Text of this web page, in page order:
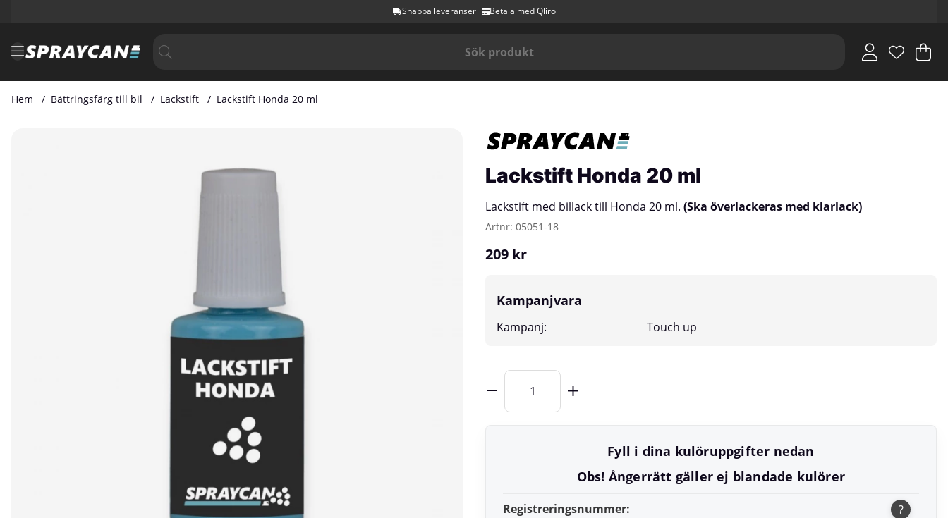
Snabba leveranser Betala med Qliro
.
Hem Bättringsfärg till bil Lackstift Lackstift Honda 20 ml
Lackstift Honda 20 ml
Lackstift med billack till Honda 20 ml. (Ska överlackeras med klarlack)
Artnr: 05051-18
209 kr
Kampanjvara
Kampanj: Touch up
Fyll i dina kulöruppgifter nedan
Obs! Ångerrätt gäller ej blandade kulörer
Registreringsnummer: ?